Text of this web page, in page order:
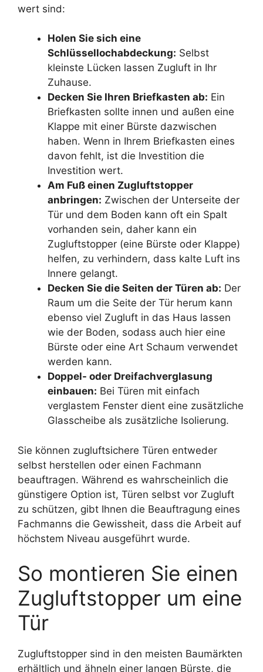
wert sind:
Holen Sie sich eine
Schlüssellochabdeckung: Selbst
kleinste Lücken lassen Zugluft in Ihr
Zuhause.
Decken Sie Ihren Briefkasten ab: Ein
Briefkasten sollte innen und außen eine
Klappe mit einer Bürste dazwischen
haben. Wenn in Ihrem Briefkasten eines
davon fehlt, ist die Investition die
Investition wert.
Am Fuß einen Zugluftstopper
anbringen: Zwischen der Unterseite der
Tür und dem Boden kann oft ein Spalt
vorhanden sein, daher kann ein
Zugluftstopper (eine Bürste oder Klappe)
helfen, zu verhindern, dass kalte Luft ins
Innere gelangt.
Decken Sie die Seiten der Türen ab: Der
Raum um die Seite der Tür herum kann
ebenso viel Zugluft in das Haus lassen
wie der Boden, sodass auch hier eine
Bürste oder eine Art Schaum verwendet
werden kann.
Doppel- oder Dreifachverglasung
einbauen: Bei Türen mit einfach
verglastem Fenster dient eine zusätzliche
Glasscheibe als zusätzliche Isolierung.
Sie können zugluftsichere Türen entweder
selbst herstellen oder einen Fachmann
beauftragen. Während es wahrscheinlich die
günstigere Option ist, Türen selbst vor Zugluft
zu schützen, gibt Ihnen die Beauftragung eines
Fachmanns die Gewissheit, dass die Arbeit auf
höchstem Niveau ausgeführt wurde.
So montieren Sie einen
Zugluftstopper um eine
Tür
Zugluftstopper sind in den meisten Baumärkten
erhältlich und ähneln einer langen Bürste, die